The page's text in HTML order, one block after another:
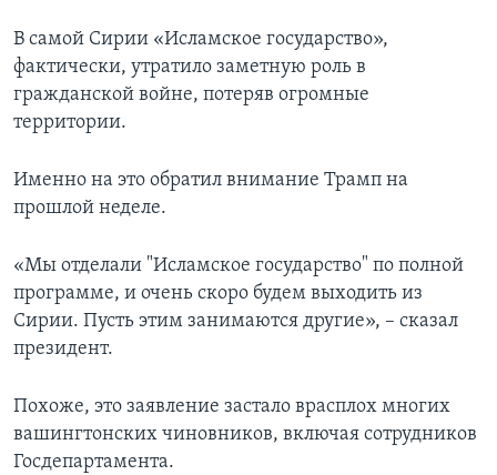
В самой Сирии «Исламское государство»,
фактически, утратило заметную роль в
гражданской войне, потеряв огромные
территории.
Именно на это обратил внимание Трамп на
прошлой неделе.
«Мы отделали "Исламское государство" по полной
программе, и очень скоро будем выходить из
Сирии. Пусть этим занимаются другие», – сказал
президент.
Похоже, это заявление застало врасплох многих
вашингтонских чиновников, включая сотрудников
Госдепартамента.